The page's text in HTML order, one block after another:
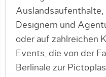
Auslandsaufenthalte,
Designern und
oder auf zahlreichen
Events, die von der
Berlinale zur